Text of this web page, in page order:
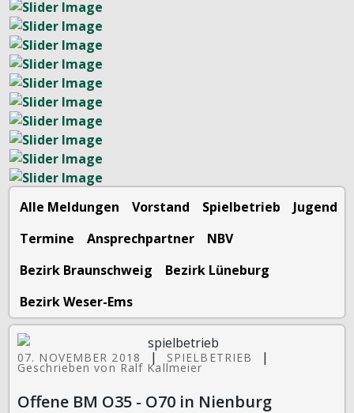
Alle Meldungen Vorstand Spielbetrieb
Jugend
Termine
Ansprechpartner
NBV
Bezirk Braunschweig
Bezirk Lüneburg
Bezirk Weser-Ems
07. NOVEMBER 2018 | SPIELBETRIEB |
Geschrieben von Ralf Kallmeier
Offene BM O35 - O70 in Nienburg